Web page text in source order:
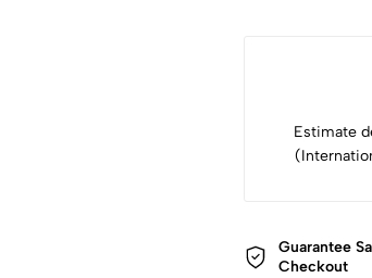
Estimate
Guarantee
Checkout